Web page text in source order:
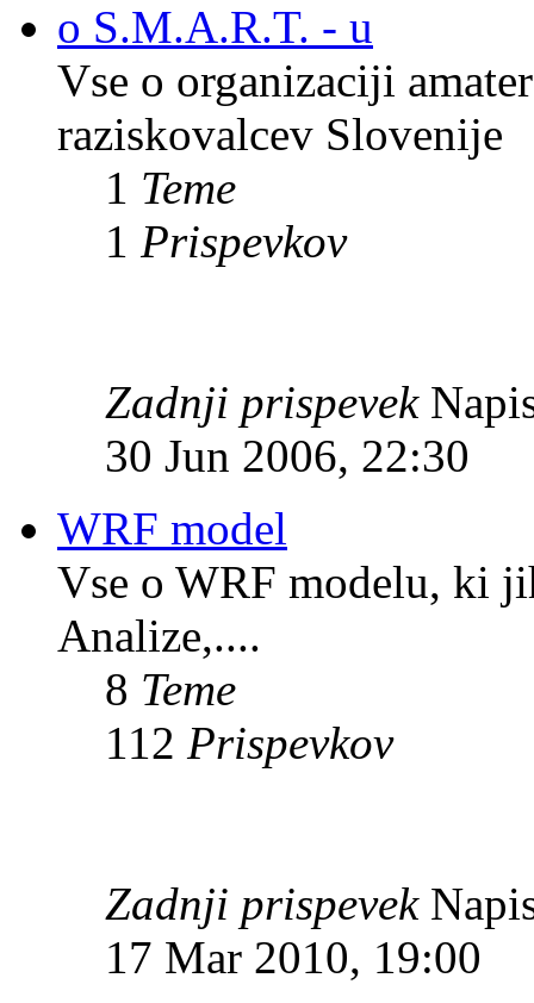
o S.M.A.R.T. - u
Vse o organizaciji
raziskovalcev Slovenije
1 Teme
1 Prispevkov
Zadnji prispevek
30 Jun 2006, 22:30
WRF model
Vse o WRF modelu, ki
Analize,....
8 Teme
112 Prispevkov
Zadnji prispevek
17 Mar 2010, 19:00